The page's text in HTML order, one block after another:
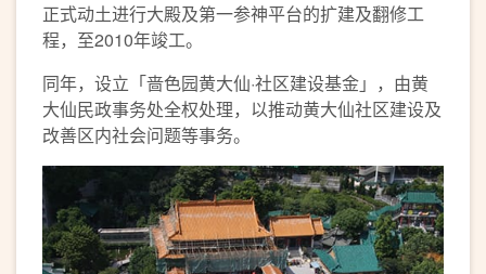
正式动土进行大殿及第一参神平台的扩建及翻修工
程，至2010年竣工。
同年，设立「啬色园黄大仙·社区建设基金」，由黄
大仙民政事务处全权处理，以推动黄大仙社区建设及
改善区内社会问题等事务。